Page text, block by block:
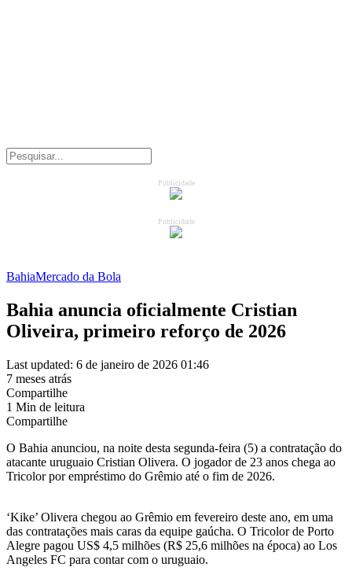
Publicidade
Publicidade
BahiaMercado da Bola
Bahia anuncia oficialmente Cristian
Oliveira, primeiro reforço de 2026
Last updated: 6 de janeiro de 2026 01:46
7 meses atrás
Compartilhe
1 Min de leitura
Compartilhe
O Bahia anunciou, na noite desta segunda-feira (5) a contratação do
atacante uruguaio Cristian Olivera. O jogador de 23 anos chega ao
Tricolor por empréstimo do Grêmio até o fim de 2026.
‘Kike’ Olivera chegou ao Grêmio em fevereiro deste ano, em uma
das contratações mais caras da equipe gaúcha. O Tricolor de Porto
Alegre pagou US$ 4,5 milhões (R$ 25,6 milhões na época) ao Los
Angeles FC para contar com o uruguaio.